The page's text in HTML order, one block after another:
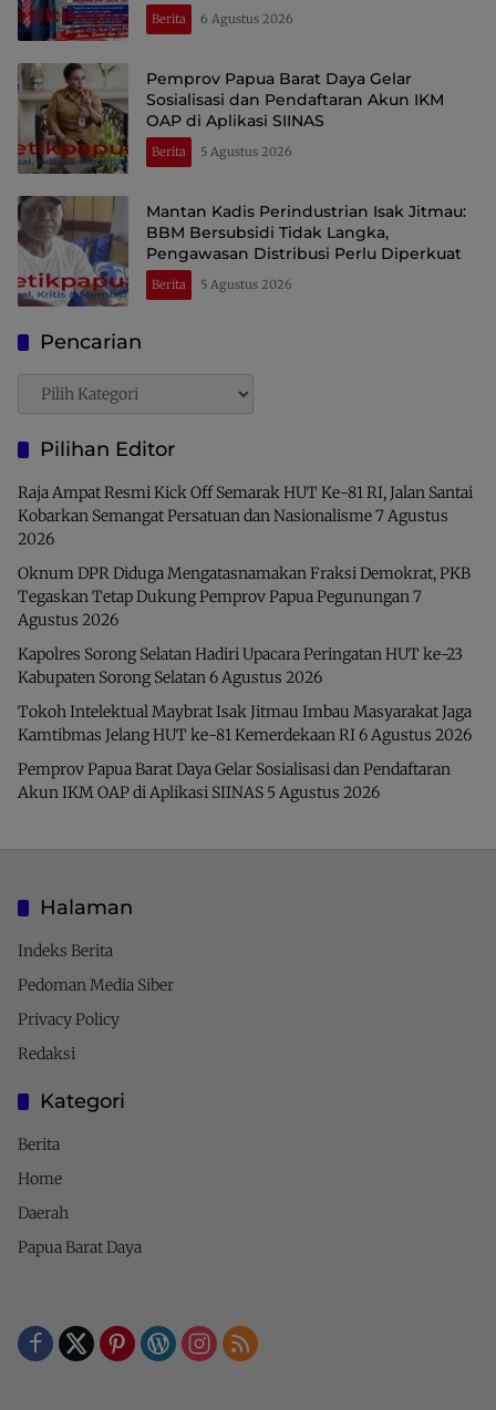
Berita 6 Agustus 2026
Pemprov Papua Barat Daya Gelar
Sosialisasi dan Pendaftaran Akun IKM
OAP di Aplikasi SIINAS
Berita 5 Agustus 2026
Mantan Kadis Perindustrian Isak Jitmau:
BBM Bersubsidi Tidak Langka,
Pengawasan Distribusi Perlu Diperkuat
Berita 5 Agustus 2026
Pencarian
Pencarian
Pilihan Editor
Raja Ampat Resmi Kick Off Semarak HUT Ke-81 RI, Jalan Santai
Kobarkan Semangat Persatuan dan Nasionalisme7 Agustus
2026
Oknum DPR Diduga Mengatasnamakan Fraksi Demokrat, PKB
Tegaskan Tetap Dukung Pemprov Papua Pegunungan7
Agustus 2026
Kapolres Sorong Selatan Hadiri Upacara Peringatan HUT ke-23
Kabupaten Sorong Selatan6 Agustus 2026
Tokoh Intelektual Maybrat Isak Jitmau Imbau Masyarakat Jaga
Kamtibmas Jelang HUT ke-81 Kemerdekaan RI6 Agustus 2026
Pemprov Papua Barat Daya Gelar Sosialisasi dan Pendaftaran
Akun IKM OAP di Aplikasi SIINAS 5 Agustus 2026
Halaman
Indeks Berita
Pedoman Media Siber
Privacy Policy
Redaksi
Kategori
Berita
Home
Daerah
Papua Barat Daya